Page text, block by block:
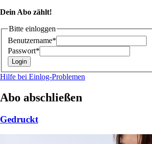
Dein Abo zählt!
Bitte einloggen
Benutzername*
Passwort*
Hilfe bei Einlog-Problemen
Abo abschließen
Gedruckt